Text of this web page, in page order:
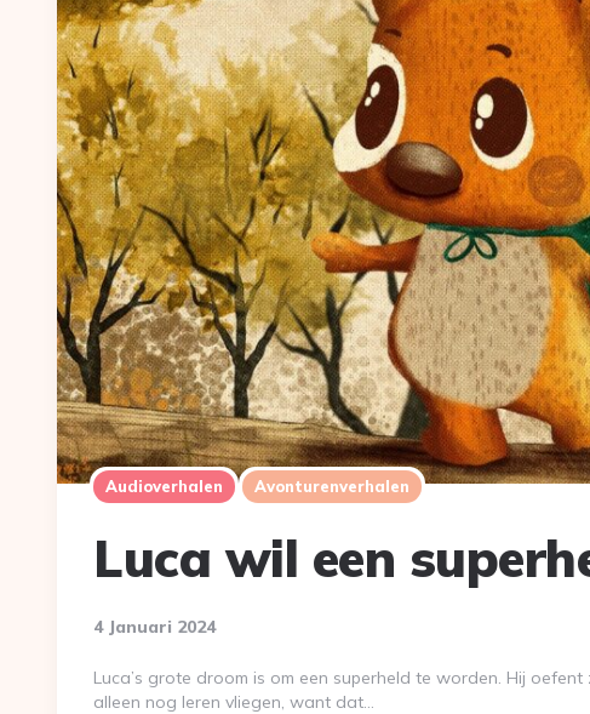
Audioverhalen Avonturenverhalen
Luca wil een
4 Januari 2024
Luca’s grote droom is om een superheld te worden. Hij
alleen nog leren vliegen, want dat…